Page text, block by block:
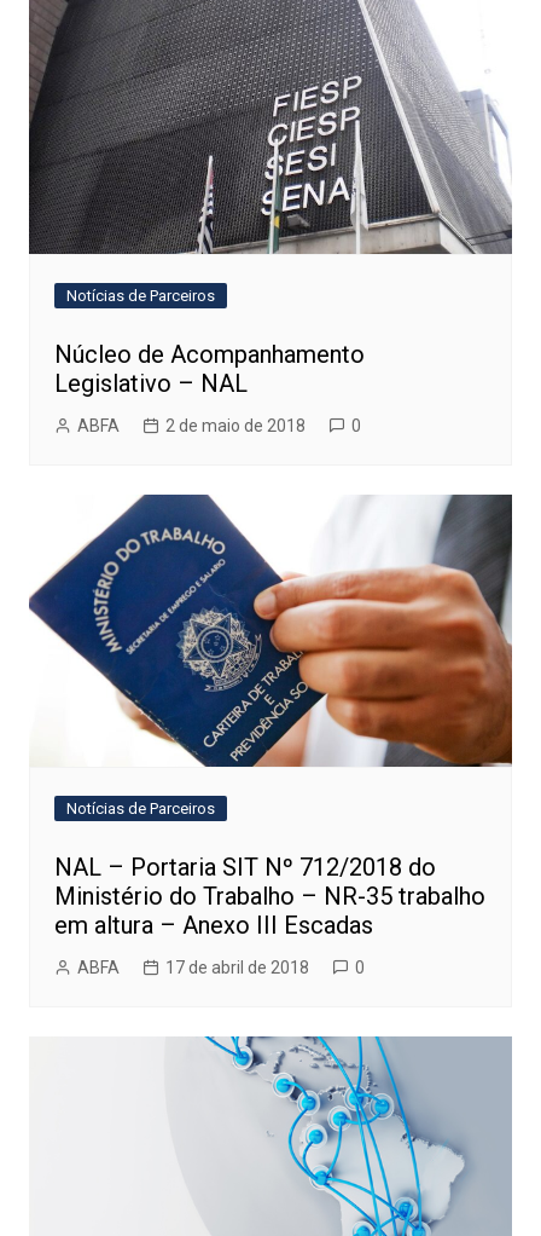
Notícias de Parceiros
Núcleo de Acompanhamento
Legislativo – NAL
ABFA 2 de maio de 2018 0
Notícias de Parceiros
NAL – Portaria SIT Nº 712/2018 do
Ministério do Trabalho – NR-35 trabalho
em altura – Anexo III Escadas
ABFA 17 de abril de 2018 0